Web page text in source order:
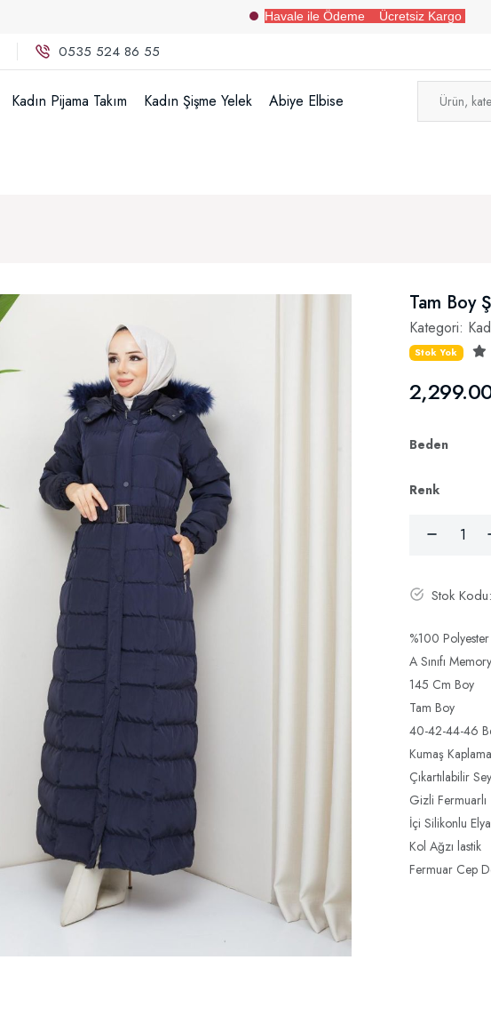
Havale ile Ödeme Ücretsiz Kargo
0535 524 86 55
Kadın Pijama Takım Kadın Şişme Yelek Abiye Elbise
Tam Boy
Kategori:
Stok Yok
Beden
Renk
Stok
%100 Polyester
A Sınıfı
145 Cm Boy
Tam Boy
40-42-44-46
Kumaş
Çıkartılabilir
Gizli Fermuarlı
İçi Silikonlu
Kol Ağzı lastik
Fermuar Cep